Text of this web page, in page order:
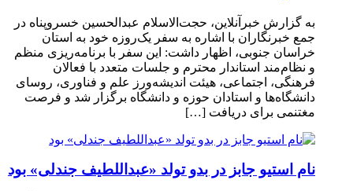
به گزارش خبرآنلاین، حجت‌الاسلام عبدالحسین خسروپناه در
جمع خبرنگاران با اشاره به سفر یک‌روزه خود به استان
خراسان جنوبی، اظهار داشت: این سفر با برنامه‌ریزی منظم
و نظام‌مند استاندار محترم و جلسات متعدد با فعالان
فرهنگی، اجتماعی، هیئت اندیشه‌ورز علم و فناوری، روسای
دانشگاه‌ها و استادان حوزه و دانشگاه برگزار شد و فرصت
مغتنمی برای دریافت […]
نام استیو جابز در بدو تولد «عبداللطیف جندلی» بود